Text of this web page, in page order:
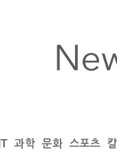
IT 과학 문화 스포츠